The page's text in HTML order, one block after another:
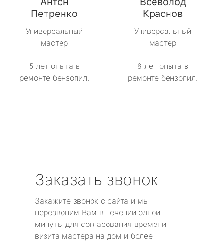
Петренко
Универсальный
мастер
5 лет опыта в
ремонте бензопил.
Краснов
Универсальный
мастер
8 лет опыта в
ремонте бензопил.
Заказать звонок
Закажите звонок с сайта и мы
перезвоним Вам в течении одной
минуты для согласования времени
визита мастера на дом и более